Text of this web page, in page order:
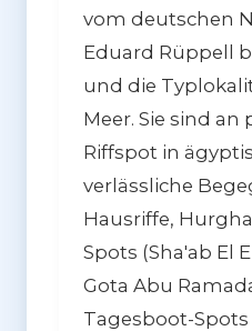
vom deutschen
Eduard Rüppell
und die
Meer. Sie sind
Riffspot in
verlässliche
Hausriffe,
Spots (Sha'ab El
Gota Abu
Tagesboot-Spots